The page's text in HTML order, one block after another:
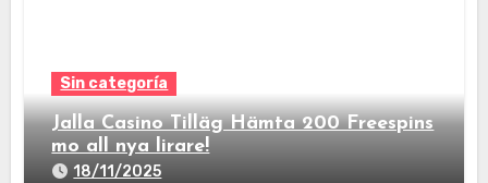
Sin categoría
Jalla Casino Tilläg Hämta 200 Freespins
mo all nya lirare!
18/11/2025